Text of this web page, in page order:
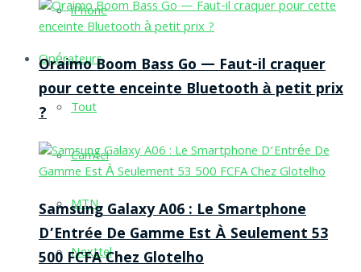
iPhone
Opérateurs
Tout
Camtel
MTN
Nexttel
Oraimo Boom Bass Go — Faut-il craquer
pour cette enceinte Bluetooth à petit prix
?
Samsung Galaxy A06 : Le Smartphone
D’Entrée De Gamme Est À Seulement 53
500 FCFA Chez Glotelho